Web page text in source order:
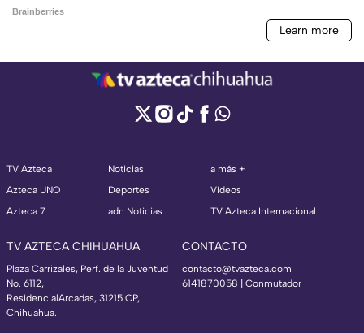
TV Azteca
Azteca UNO
Azteca 7
Noticias
Deportes
adn Noticias
a más +
Videos
TV Azteca Internacional
TV AZTECA CHIHUAHUA
Plaza Carrizales, Perf. de la Juventud
No. 6112,
ResidencialArcadas, 31215 CP,
Chihuahua.
CONTACTO
contacto@tvazteca.com
6141870058 | Conmutador